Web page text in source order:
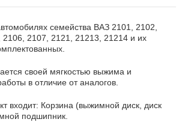
семейства ВАЗ 2101, 2102,
2106, 2107, 2121, 21213, 21214 и их
своей мягкостью выжима и
в отличие от аналогов.
входит: Корзина (выжимной диск, диск
подшипник.